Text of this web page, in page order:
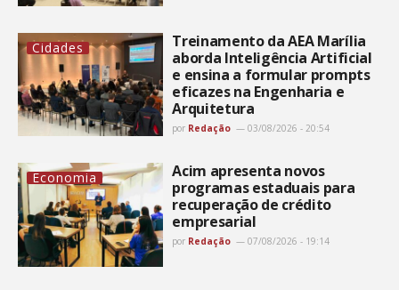
Cidades
Treinamento da AEA Marília
aborda Inteligência Artificial
e ensina a formular prompts
eficazes na Engenharia e
Arquitetura
por Redação 03/08/2026 - 20:54
Economia
Acim apresenta novos
programas estaduais para
recuperação de crédito
empresarial
por Redação 07/08/2026 - 19:14